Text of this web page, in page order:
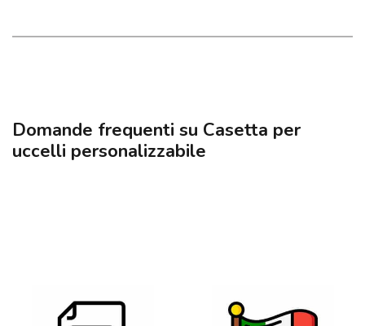
Domande frequenti su Casetta per
uccelli personalizzabile